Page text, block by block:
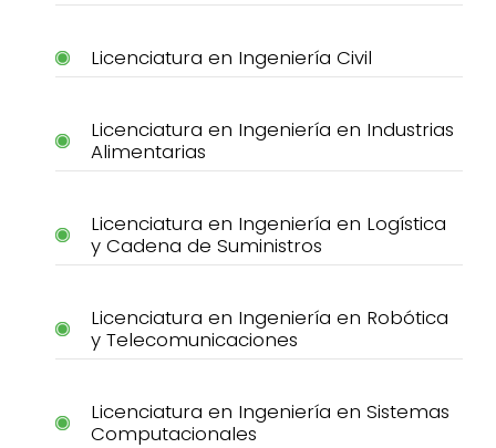
Licenciatura en Ingeniería Civil
Licenciatura en Ingeniería en Industrias
Alimentarias
Licenciatura en Ingeniería en Logística
y Cadena de Suministros
Licenciatura en Ingeniería en Robótica
y Telecomunicaciones
Licenciatura en Ingeniería en Sistemas
Computacionales